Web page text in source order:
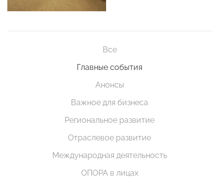
Все
Главные события
Анонсы
Важное для бизнеса
Региональное развитие
Отраслевое развитие
Международная деятельность
ОПОРА в лицах